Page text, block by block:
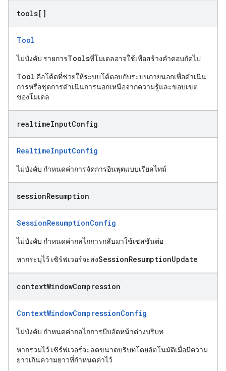
tools[]
Tool
ไม่บังคับ รายการToolsที่โมเดลอาจใช้เพื่อสร้างคำตอบถัดไป
Tool คือโค้ดที่ช่วยให้ระบบโต้ตอบกับระบบภายนอกเพื่อดำเนิน
การหรือชุดการดำเนินการนอกเหนือจากความรู้และขอบเขต
ของโมเดล
realtimeInputConfig
RealtimeInputConfig
ไม่บังคับ กำหนดค่าการจัดการอินพุตแบบเรียลไทม์
sessionResumption
SessionResumptionConfig
ไม่บังคับ กำหนดค่ากลไกการกลับมาใช้เซสชันต่อ
หากระบุไว้ เซิร์ฟเวอร์จะส่งSessionResumptionUpdate
contextWindowCompression
ContextWindowCompressionConfig
ไม่บังคับ กำหนดค่ากลไกการบีบอัดหน้าต่างบริบท
หากรวมไว้ เซิร์ฟเวอร์จะลดขนาดบริบทโดยอัตโนมัติเมื่อมีความ
ยาวเกินความยาวที่กำหนดค่าไว้